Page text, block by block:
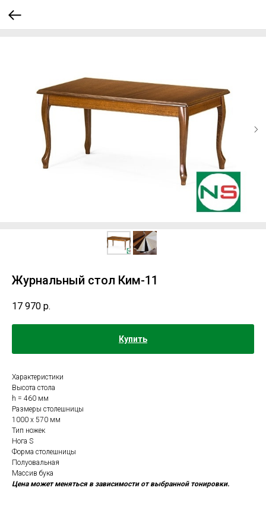
Журнальный стол Ким-11
17 970 р.
Купить
Характеристики
Высота стола
h = 460 мм
Размеры столешницы
1000 x 570 мм
Тип ножек
Нога S
Форма столешницы
Полуовальная
Массив бука
Цена может меняться в зависимости от выбранной тонировки.